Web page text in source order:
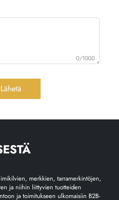
0/1000
Lähetä
merkkien, tarramerkintöjen,
ja niihin liittyvien tuotteiden
ja toimitukseen ulkomaisiin B2B-